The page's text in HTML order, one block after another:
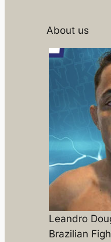
About us
Leandro
Brazilian